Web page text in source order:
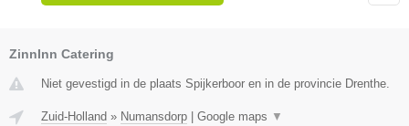
ZinnInn Catering
Niet gevestigd in de plaats Spijkerboor en in de provincie Drenthe.
Zuid-Holland » Numansdorp Google maps ▼